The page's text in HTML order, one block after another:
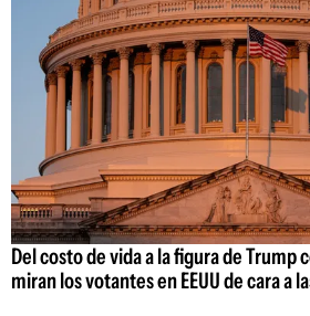
Del costo de vida a la figura de Trump
miran los votantes en EEUU de cara a